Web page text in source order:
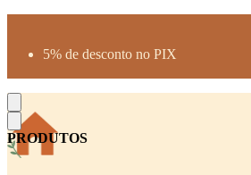
5% de desconto no PIX
PRODUTOS